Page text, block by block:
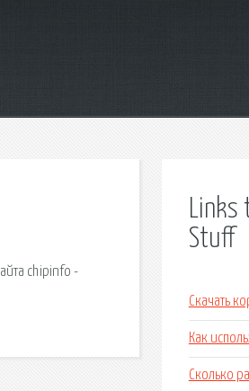
chipinfo -
Links
Stuff
Скачать
Как
Сколько